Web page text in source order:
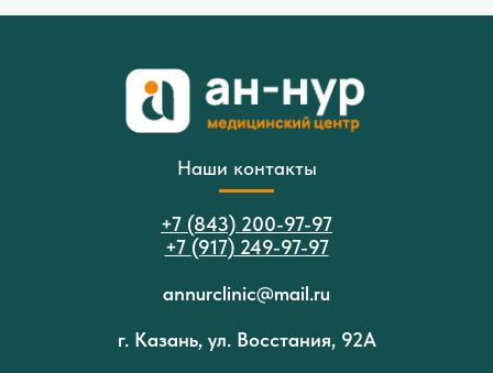
Наши контакты
+7 (843) 200-97-97
+7 (917) 249-97-97
annurclinic@mail.ru
г. Казань, ул. Восстания, 92А